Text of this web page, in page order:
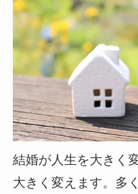
結婚が人生を大きく
大きく変えます。多